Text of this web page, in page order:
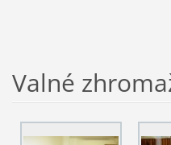
Valné